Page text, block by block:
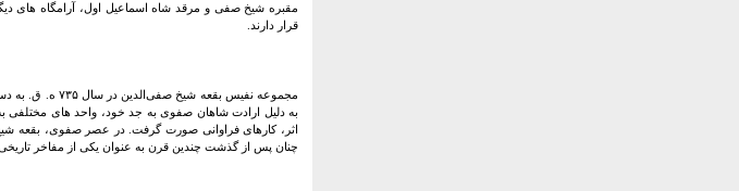
مقبره شیخ صفی و مرقد شاه اسماعیل اول، آرامگاه‌ های
قرار دارند.
مجموعه نفیس
به دلیل ارادت شاهان صفوی به جد خود، واحد های مختلفی
اثر، کارهای فراوانی صورت گرفت. در عصر صفوی، بقعه
چنان پس از گذشت چندین قرن به عنوان یکی از مفاخر تاریخی